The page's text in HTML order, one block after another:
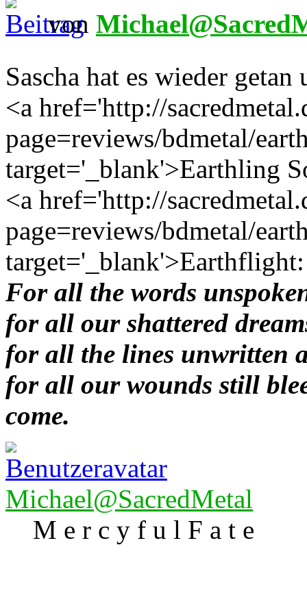
von
Sascha hat es wieder
<a href='http://
page=reviews/bdmetal/
target='_blank'>Earthling
<a href='http://
page=reviews/bdmetal/
For all the words
for all our shattered
for all the lines unwritten
for all our wounds still
come.
Michael@SacredMetal
M e r c y f u l F a t e